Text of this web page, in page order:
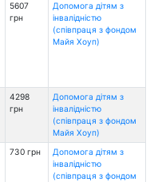
5607
грн
Допомога дітям з
інвалідністю
(співпраця з фондом
Майя Хоуп)
4298
грн
Допомога дітям з
інвалідністю
(співпраця з фондом
Майя Хоуп)
730 грн
Допомога дітям з
інвалідністю
(співпраця з фондом